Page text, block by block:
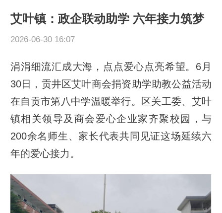
艾叶镇：政企联动助学 六年接力筑梦
2026-06-30 16:07
涓涓细流汇成大海，点点爱心点亮希望。6月
30日，贡井区艾叶商会捐资助学助教公益活动
在自贡市第八中学温暖举行。区关工委、艾叶
镇相关领导及商会爱心企业家齐聚校园，与
200余名师生、家长代表共同见证这场延续六
年的爱心接力。